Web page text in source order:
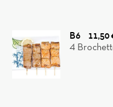
B6
11,50
4